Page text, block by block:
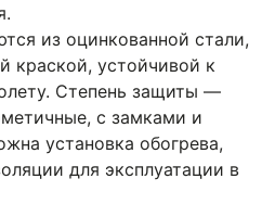
из оцинкованной стали,
краской, устойчивой к
Степень защиты —
с замками и
установка обогрева,
для эксплуатации в